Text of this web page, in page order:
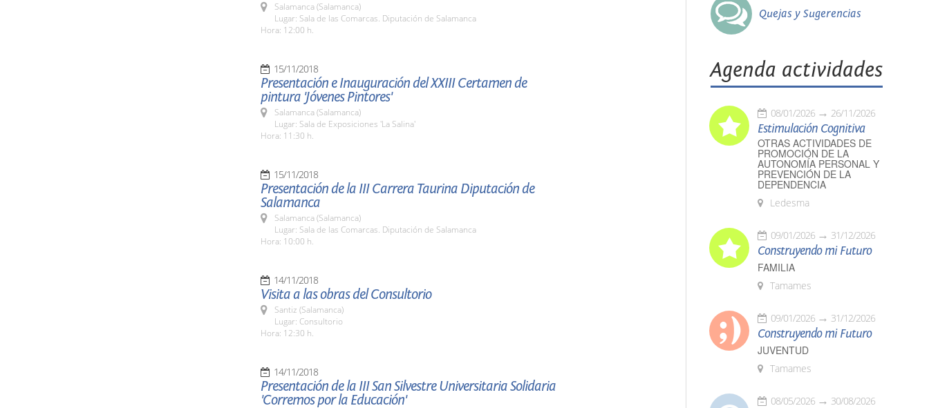
Salamanca (Salamanca)
Lugar: Sala de las Comarcas. Diputación de Salamanca
Hora: 12:00 h.
15/11/2018
Presentación e Inauguración del XXIII Certamen de
pintura 'Jóvenes Pintores'
Salamanca (Salamanca)
Lugar: Sala de Exposiciones 'La Salina'
Hora: 11:30 h.
15/11/2018
Presentación de la III Carrera Taurina Diputación de
Salamanca
Salamanca (Salamanca)
Lugar: Sala de las Comarcas. Diputación de Salamanca
Hora: 10:00 h.
14/11/2018
Visita a las obras del Consultorio
Santiz (Salamanca)
Lugar: Consultorio
Hora: 12:30 h.
14/11/2018
Presentación de la III San Silvestre Universitaria Solidaria
'Corremos por la Educación'
Quejas y Sugerencias
Agenda actividades
08/01/2026 26/11/2026
Estimulación Cognitiva
OTRAS ACTIVIDADES DE
PROMOCIÓN DE LA
AUTONOMÍA PERSONAL Y
PREVENCIÓN DE LA
DEPENDENCIA
Ledesma
09/01/2026 31/12/2026
Construyendo mi Futuro
FAMILIA
Tamames
09/01/2026 31/12/2026
Construyendo mi Futuro
JUVENTUD
Tamames
08/05/2026 30/08/2026